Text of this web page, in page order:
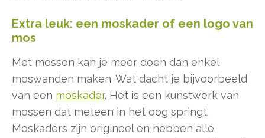
Extra leuk: een moskader of een logo van
mos
Met mossen kan je meer doen dan enkel
moswanden maken. Wat dacht je bijvoorbeeld
van een moskader. Het is een kunstwerk van
mossen dat meteen in het oog springt.
Moskaders zijn origineel en hebben alle